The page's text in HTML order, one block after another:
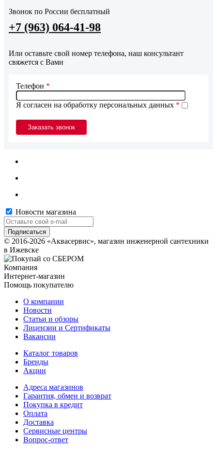
Звонок по России бесплатный
+7 (963) 064-41-98
Или оставьте свой номер телефона, наш консультант
свяжется с Вами
Я согласен на обработку персональных данных *
Телефон *
Новости магазина
© 2016-2026 «Аквасервис», магазин инженерной сантехники
в Ижевске
Компания
Интернет-магазин
Помощь покупателю
О компании
Новости
Статьи и обзоры
Лицензии и Сертификаты
Вакансии
Каталог товаров
Бренды
Акции
Адреса магазинов
Гарантия, обмен и возврат
Покупка в кредит
Оплата
Доставка
Сервисные центры
Вопрос-ответ